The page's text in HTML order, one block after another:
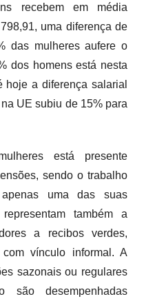
l
e
x
i
v
e
recebem em média
uma diferença de
das mulheres aufere o
dos homens está nesta
hoje a diferença salarial
UE subiu de 15% para
está presente
sendo o trabalho
uma das suas
também a
a recibos verdes,
vínculo informal. A
sazonais ou regulares
são desempenhadas